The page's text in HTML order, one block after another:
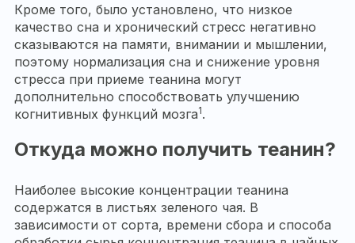
Кроме того, было установлено, что низкое
качество сна и хронический стресс негативно
сказываются на памяти, внимании и мышлении,
поэтому нормализация сна и снижение уровня
стресса при приеме теанина могут
дополнительно способствовать улучшению
когнитивных функций мозга1.
Откуда можно получить теанин?
Наиболее высокие концентрации теанина
содержатся в листьях зеленого чая. В
зависимости от сорта, времени сбора и способа